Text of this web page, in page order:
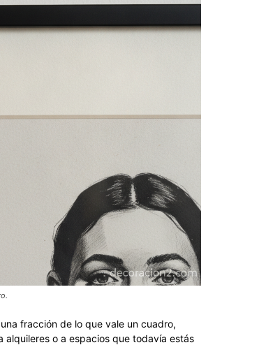
fracción de lo que vale un cuadro,
o a espacios que todavía estás